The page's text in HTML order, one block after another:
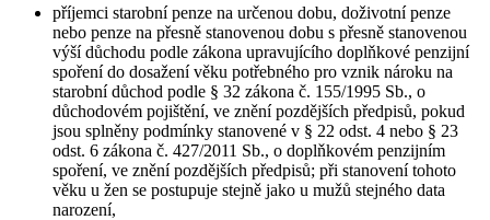
příjemci starobní penze na určenou dobu, doživotní penze
nebo penze na přesně stanovenou dobu s přesně stanovenou
výší důchodu podle zákona upravujícího doplňkové penzijní
spoření do dosažení věku potřebného pro vznik nároku na
starobní důchod podle § 32 zákona č. 155/1995 Sb., o
důchodovém pojištění, ve znění pozdějších předpisů, pokud
jsou splněny podmínky stanovené v § 22 odst. 4 nebo § 23
odst. 6 zákona č. 427/2011 Sb., o doplňkovém penzijním
spoření, ve znění pozdějších předpisů; při stanovení tohoto
věku u žen se postupuje stejně jako u mužů stejného data
narození,